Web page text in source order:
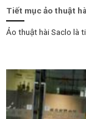
Tiết mục ảo thuật
Ảo thuật hài Saclo là